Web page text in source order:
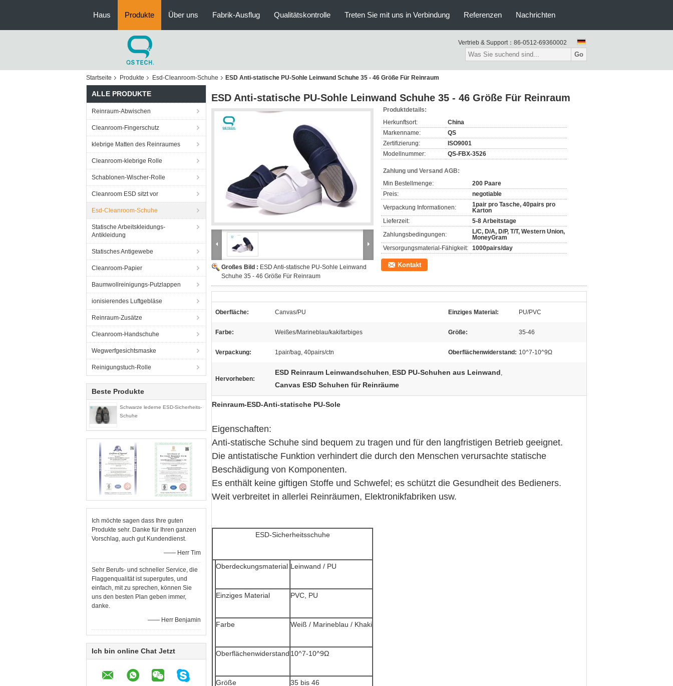
Haus Produkte Über uns Fabrik-Ausflug Qualitätskontrolle Treten Sie mit uns in Verbindung Referenzen Nachrichten
Vertrieb & Support： 86-0512-69360002
Go
Startseite Produkte Esd-Cleanroom-Schuhe ESD Anti-statische PU-Sohle Leinwand Schuhe 35 - 46 Größe Für Reinraum
ALLE PRODUKTE
Reinraum-Abwischen
Cleanroom-Fingerschutz
klebrige Matten des Reinraumes
Cleanroom-klebrige Rolle
Schablonen-Wischer-Rolle
Cleanroom ESD sitzt vor
Esd-Cleanroom-Schuhe
Statische Arbeitskleidungs-
Antikleidung
Statisches Antigewebe
Cleanroom-Papier
Baumwollreinigungs-Putzlappen
ionisierendes Luftgebläse
Reinraum-Zusätze
Cleanroom-Handschuhe
Wegwerfgesichtsmaske
Reinigungstuch-Rolle
Beste Produkte
Schwarze lederne ESD-Sicherheits-
Schuhe
Ich möchte sagen dass Ihre guten
Produkte sehr. Danke für Ihren ganzen
Vorschlag, auch gut Kundendienst.
—— Herr Tim
Sehr Berufs- und schneller Service, die
Flaggenqualität ist supergutes, und
einfach, mit zu sprechen, können Sie
uns den besten Plan geben immer,
danke.
—— Herr Benjamin
Ich bin online Chat Jetzt
ESD Anti-statische PU-Sohle Leinwand Schuhe 35 - 46 Größe Für Reinraum
Großes Bild : ESD Anti-statische PU-Sohle Leinwand
Schuhe 35 - 46 Größe Für Reinraum
Produktdetails:
Herkunftsort:
China
Markenname:
QS
Zertifizierung:
ISO9001
Modellnummer:
QS-FBX-3526
Zahlung und Versand AGB:
Min Bestellmenge:
200 Paare
Preis:
negotiable
Verpackung Informationen:
1pair pro Tasche, 40pairs pro
Karton
Lieferzeit:
5-8 Arbeitstage
Zahlungsbedingungen:
L/C, D/A, D/P, T/T, Western Union,
MoneyGram
Versorgungsmaterial-Fähigkeit: 1000pairs/day
Kontakt
Oberfläche: Canvas/PU Einziges Material: PU/PVC
Farbe: Weißes/Marineblau/kakifarbiges Größe: 35-46
Verpackung: 1pair/bag, 40pairs/ctn Oberflächenwiderstand: 10^7-10^9Ω
Hervorheben:
ESD Reinraum Leinwandschuhen, ESD PU-Schuhen aus Leinwand,
Canvas ESD Schuhen für Reinräume
Reinraum-ESD-Anti-statische PU-Sole
Eigenschaften:
Anti-statische Schuhe sind bequem zu tragen und für den langfristigen Betrieb geeignet.
Die antistatische Funktion verhindert die durch den Menschen verursachte statische
Beschädigung von Komponenten.
Es enthält keine giftigen Stoffe und Schwefel; es schützt die Gesundheit des Bedieners.
Weit verbreitet in allerlei Reinräumen, Elektronikfabriken usw.
ESD-Sicherheitsschuhe
Oberdeckungsmaterial Leinwand / PU
Einziges Material PVC, PU
Farbe Weiß / Marineblau / Khaki
Oberflächenwiderstand 10^7-10^9Ω
Größe 35 bis 46